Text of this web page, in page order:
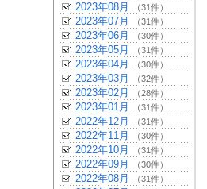
2023年08月 （31件）
2023年07月 （31件）
2023年06月 （30件）
2023年05月 （31件）
2023年04月 （30件）
2023年03月 （32件）
2023年02月 （28件）
2023年01月 （31件）
2022年12月 （31件）
2022年11月 （30件）
2022年10月 （31件）
2022年09月 （30件）
2022年08月 （31件）